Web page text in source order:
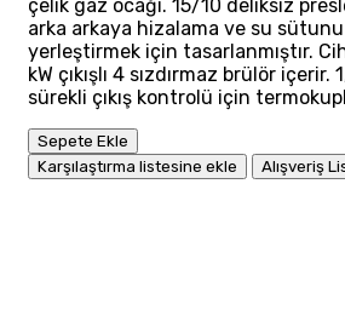
çelik gaz ocağı. 15/10 deliksiz
arka arkaya hizalama ve su sütunu
yerleştirmek için tasarlanmıştır.
kW çıkışlı 4 sızdırmaz brülör içerir.
sürekli çıkış kontrolü için
Sepete Ekle
Karşılaştırma listesine ekle
Alışveriş